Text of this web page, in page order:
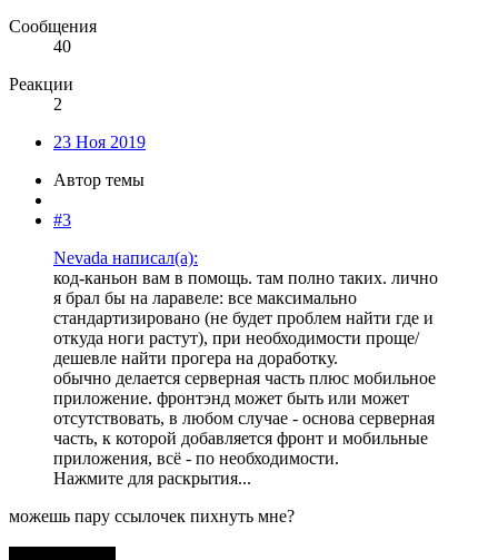
Сообщения
40
Реакции
2
23 Ноя 2019
Автор темы
#3
Nevada написал(а):
код-каньон вам в помощь. там полно таких. лично
я брал бы на ларавеле: все максимально
стандартизировано (не будет проблем найти где и
откуда ноги растут), при необходимости проще/
дешевле найти прогера на доработку.
обычно делается серверная часть плюс мобильное
приложение. фронтэнд может быть или может
отсутствовать, в любом случае - основа серверная
часть, к которой добавляется фронт и мобильные
приложения, всё - по необходимости.
Нажмите для раскрытия...
можешь пару ссылочек пихнуть мне?